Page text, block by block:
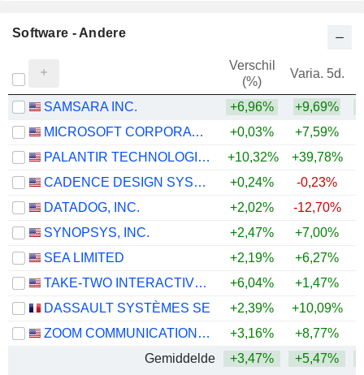
Software - Andere
Verschil
(%)
Varia. 5d.
SAMSARA INC. +6,96% +9,69%
MICROSOFT CORPORATION
+0,03% +7,59%
PALANTIR TECHNOLOGIES INC.
+10,32% +39,78%
CADENCE DESIGN SYSTEMS, INC.
+0,24% -0,23%
DATADOG, INC.
+2,02% -12,70%
SYNOPSYS, INC.
+2,47% +7,00%
SEA LIMITED
+2,19% +6,27%
TAKE-TWO INTERACTIVE SOFTWARE, INC.
+6,04% +1,47%
DASSAULT SYSTÈMES SE
+2,39% +10,09%
ZOOM COMMUNICATIONS, INC.
+3,16% +8,77%
Gemiddelde
+3,47% +5,47%